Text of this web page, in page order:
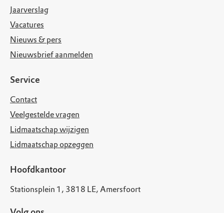
Jaarverslag
Vacatures
Nieuws & pers
Nieuwsbrief aanmelden
Service
Contact
Veelgestelde vragen
Lidmaatschap wijzigen
Lidmaatschap opzeggen
Hoofdkantoor
Stationsplein 1, 3818 LE, Amersfoort